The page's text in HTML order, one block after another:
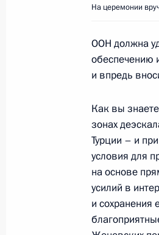
2 октября
Заявления
2 октября 2017
в
2 октября 2017
На церемонии
ООН должна
обеспечению
и впредь
Как вы
зонах
Турции – и
условия для
на основе
усилий в
и сохранения